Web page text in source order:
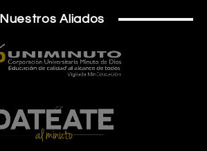
Nuestros Aliados